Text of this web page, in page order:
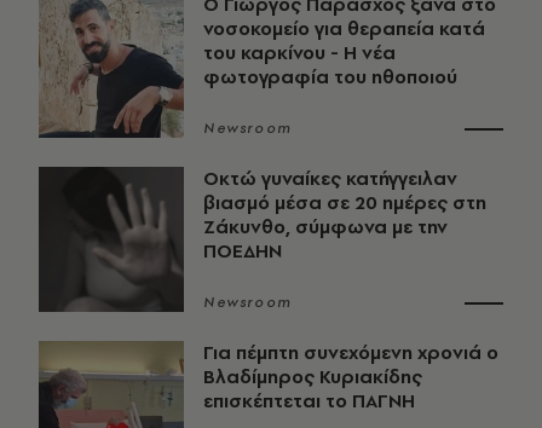
νοσοκομείο για θεραπεία κατά
του καρκίνου - Η νέα
φωτογραφία του ηθοποιού
Newsroom
Οκτώ γυναίκες κατήγγειλαν
βιασμό μέσα σε 20 ημέρες στη
Ζάκυνθο, σύμφωνα με την
ΠΟΕΔΗΝ
Newsroom
Για πέμπτη συνεχόμενη χρονιά ο
Βλαδίμηρος Κυριακίδης
επισκέπτεται το ΠΑΓΝΗ